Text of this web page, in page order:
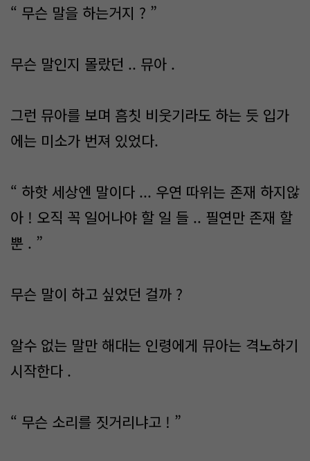
“ 무슨 말을 하는거지 ? ”
무슨 말인지 몰랐던 .. 뮤아 .
그런 뮤아를 보며 흠칫 비웃기라도 하는 듯 입가
에는 미소가 번져 있었다.
“ 하핫 세상엔 말이다 ... 우연 따위는 존재 하지않
아 ! 오직 꼭 일어나야 할 일 들 .. 필연만 존재 할
뿐 . ”
무슨 말이 하고 싶었던 걸까 ?
알수 없는 말만 해대는 인령에게 뮤아는 격노하기
시작한다 .
“ 무슨 소리를 짓거리냐고 ! ”